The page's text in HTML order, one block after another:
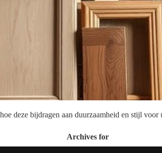
deze bijdragen aan duurzaamheid en stijl
Archives for